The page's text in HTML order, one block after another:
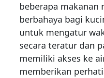
beberapa makanan
berbahaya bagi
untuk mengatur
secara teratur dan
memiliki akses ke
memberikan